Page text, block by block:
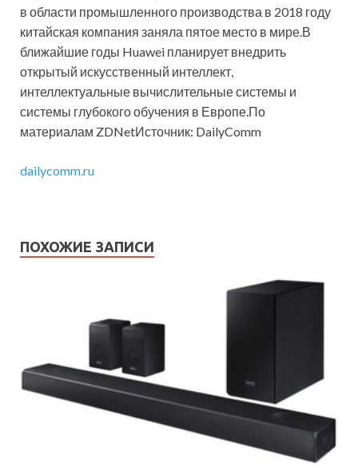
в области промышленного производства в 2018 году
китайская компания заняла пятое место в мире.В
ближайшие годы Huawei планирует внедрить
открытый искусственный интеллект,
интеллектуальные вычислительные системы и
системы глубокого обучения в Европе.По
материалам ZDNetИсточник: DailyComm
dailycomm.ru
ПОХОЖИЕ ЗАПИСИ